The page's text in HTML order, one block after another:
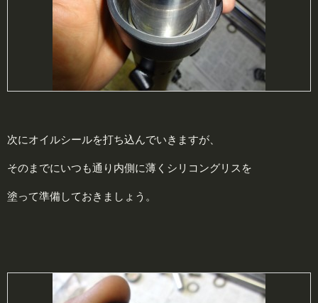
次にオイルシールを打ち込んでいきますが、
そのまでにいつも通り内側に薄くシリコングリスを
塗って準備しておきましょう。